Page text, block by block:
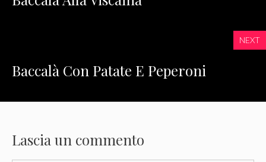
NEXT
Baccalà Con Patate E Peperoni
Lascia un commento